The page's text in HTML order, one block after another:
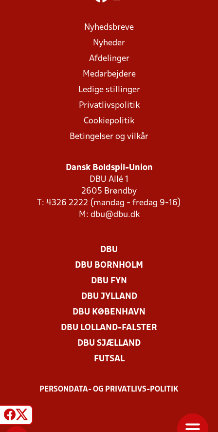
Nyhedsbreve
Nyheder
Afdelinger
Medarbejdere
Ledige stillinger
Privatlivspolitik
Cookiepolitik
Betingelser og vilkår
Dansk Boldspil-Union
DBU Allé 1
2605 Brøndby
T: 4326 2222 (mandag - fredag 9-16)
M: dbu@dbu.dk
DBU
DBU BORNHOLM
DBU FYN
DBU JYLLAND
DBU KØBENHAVN
DBU LOLLAND-FALSTER
DBU SJÆLLAND
FUTSAL
PERSONDATA- OG PRIVATLIVS-POLITIK